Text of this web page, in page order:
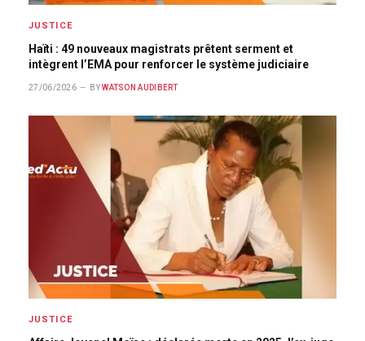
JUSTICE
Haïti : 49 nouveaux magistrats prêtent serment et
intègrent l’EMA pour renforcer le système judiciaire
27/06/2026 BY WATSON AUDIBERT
JUSTICE